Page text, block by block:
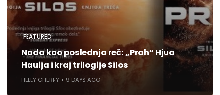
FEATURED
Nada kao poslednja reč: „Prah“ Hjua
Hauija i kraj trilogije Silos
HELLY CHERRY 9 DAYS AGO